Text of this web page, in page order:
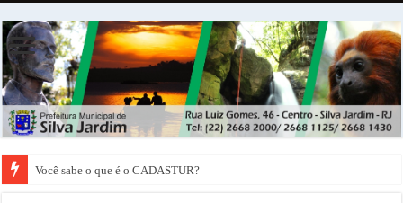
Você sabe o que é o CADASTUR?